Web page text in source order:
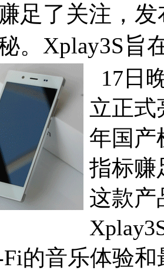
足了关注，
。Xplay3S旨
17日
立正式
年国产
指标赚
这款产
的音乐体验